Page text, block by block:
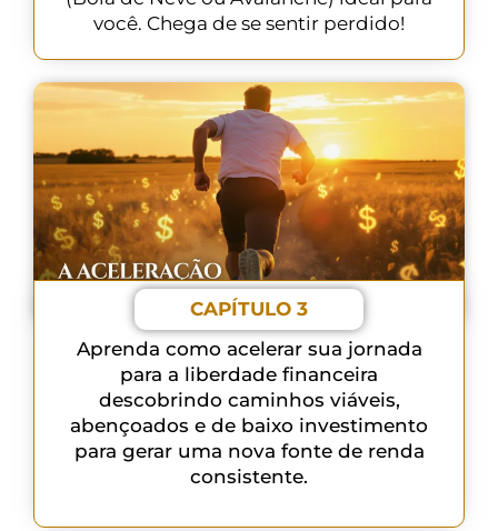
você. Chega de se sentir perdido!
CAPÍTULO 3
Aprenda como acelerar sua jornada
para a liberdade financeira
descobrindo caminhos viáveis,
abençoados e de baixo investimento
para gerar uma nova fonte de renda
consistente.